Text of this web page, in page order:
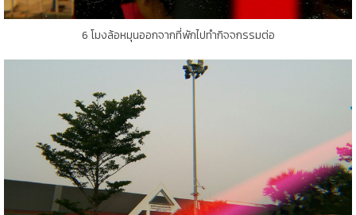
6 โมงล้อหมุนออกจากที่พักไปทำกิจจกรรมต่อ